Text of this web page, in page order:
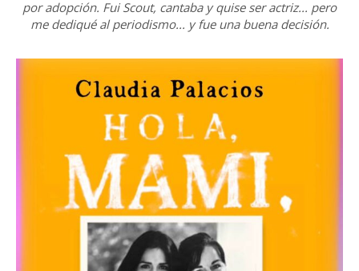
por adopción. Fui Scout, cantaba y quise ser actriz... pero
me dediqué al periodismo... y fue una buena decisión.